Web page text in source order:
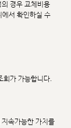
경우 교체비용
서 확인하실 수
회가 가능합니다.
속가능한 가치를